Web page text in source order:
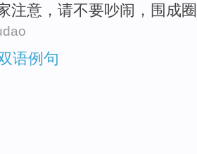
注意 ， 请不要吵闹 ， 围成圈
语例句